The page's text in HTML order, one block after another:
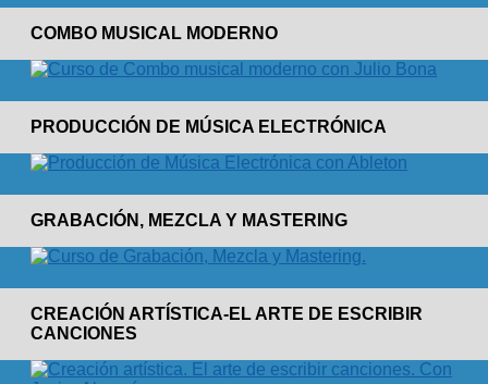
COMBO MUSICAL MODERNO
PRODUCCIÓN DE MÚSICA ELECTRÓNICA
GRABACIÓN, MEZCLA Y MASTERING
CREACIÓN ARTÍSTICA-EL ARTE DE ESCRIBIR
CANCIONES